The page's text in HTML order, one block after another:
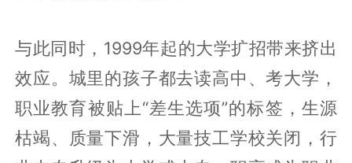
与此同时，1999年起的大学扩招带来挤出
效应。城里的孩子都去读高中、考大学，
职业教育被贴上“差生选项”的标签，生源
枯竭、质量下滑，大量技工学校关闭，行